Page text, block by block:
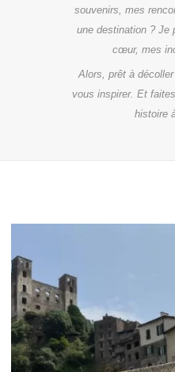
souvenirs, mes
une destination ? Je
cœur, mes
Alors, prêt à
vous inspirer. Et
histoire